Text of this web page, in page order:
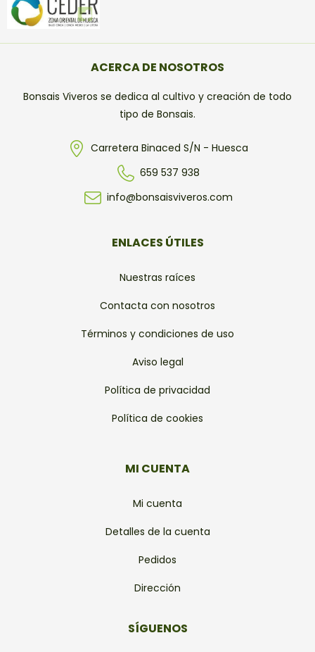
ACERCA DE NOSOTROS
Bonsais Viveros se dedica al cultivo y creación de todo
tipo de Bonsais.
Carretera Binaced S/N - Huesca
659 537 938
info@bonsaisviveros.com
ENLACES ÚTILES
Nuestras raíces
Contacta con nosotros
Términos y condiciones de uso
Aviso legal
Política de privacidad
Política de cookies
MI CUENTA
Mi cuenta
Detalles de la cuenta
Pedidos
Dirección
SÍGUENOS